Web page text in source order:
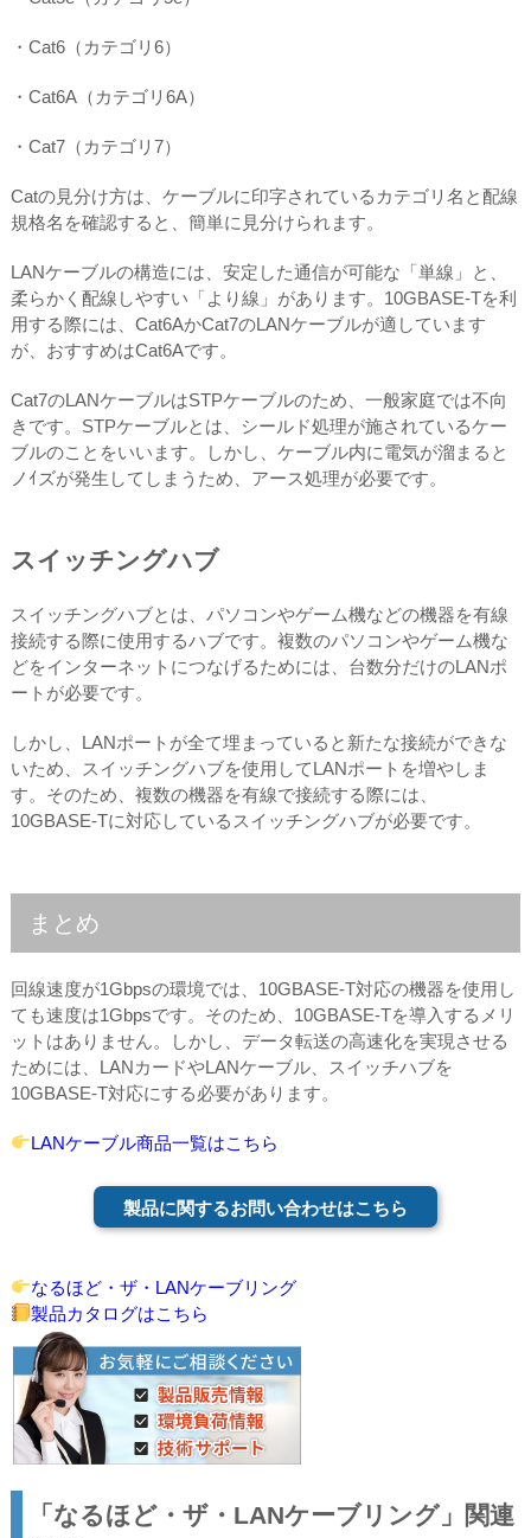
・Cat6（カテゴリ6）
・Cat6A（カテゴリ6A）
・Cat7（カテゴリ7）
Catの見分け方は、ケーブルに印字されているカテゴリ名と配線
規格名を確認すると、簡単に見分けられます。
LANケーブルの構造には、安定した通信が可能な「単線」と、
柔らかく配線しやすい「より線」があります。10GBASE-Tを利
用する際には、Cat6AかCat7のLANケーブルが適しています
が、おすすめはCat6Aです。
Cat7のLANケーブルはSTPケーブルのため、一般家庭では不向
きです。STPケーブルとは、シールド処理が施されているケー
ブルのことをいいます。しかし、ケーブル内に電気が溜まると
ノｲズが発生してしまうため、アース処理が必要です。
スイッチングハブ
スイッチングハブとは、パソコンやゲーム機などの機器を有線
接続する際に使用するハブです。複数のパソコンやゲーム機な
どをインターネットにつなげるためには、台数分だけのLANポ
ートが必要です。
しかし、LANポートが全て埋まっていると新たな接続ができな
いため、スイッチングハブを使用してLANポートを増やしま
す。そのため、複数の機器を有線で接続する際には、
10GBASE-Tに対応しているスイッチングハブが必要です。
まとめ
回線速度が1Gbpsの環境では、10GBASE-T対応の機器を使用し
ても速度は1Gbpsです。そのため、10GBASE-Tを導入するメリ
ットはありません。しかし、データ転送の高速化を実現させる
ためには、LANカードやLANケーブル、スイッチハブを
10GBASE-T対応にする必要があります。
LANケーブル商品一覧はこちら
製品に関するお問い合わせはこちら
なるほど・ザ・LANケーブリング
製品カタログはこちら
「なるほど・ザ・LANケーブリング」関連